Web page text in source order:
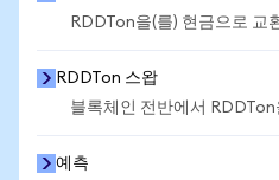
RDDTon을(를) 현금으로 교
RDDTon 스왑
블록체인 전반에서
예측